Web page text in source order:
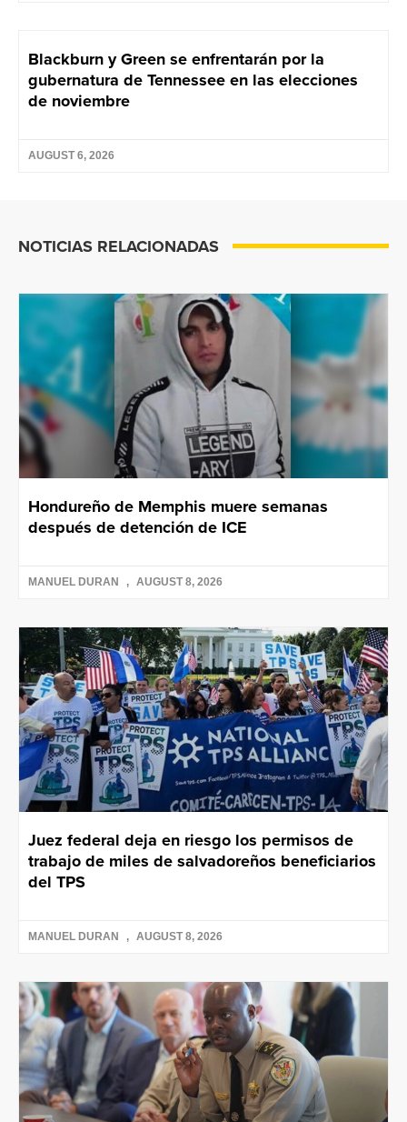
Blackburn y Green se enfrentarán por la
gubernatura de Tennessee en las elecciones
de noviembre
AUGUST 6, 2026
NOTICIAS RELACIONADAS
Hondureño de Memphis muere semanas
después de detención de ICE
MANUEL DURAN AUGUST 8, 2026
Juez federal deja en riesgo los permisos de
trabajo de miles de salvadoreños beneficiarios
del TPS
MANUEL DURAN AUGUST 8, 2026